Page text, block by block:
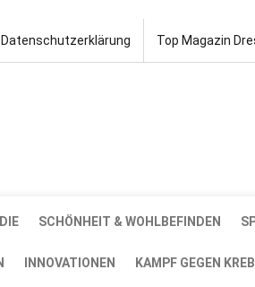
Datenschutzerklärung Top Magazin
SCHÖNHEIT & WOHLBEFINDEN
INNOVATIONEN KAMPF GEGEN